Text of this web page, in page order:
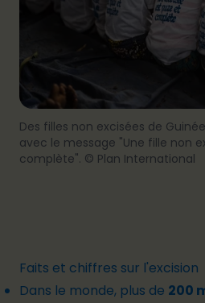
Des filles non excisées de
avec le message "Une fille non
complète". © Plan International
Faits et chiffres sur l'excision
Dans le monde, plus de 200